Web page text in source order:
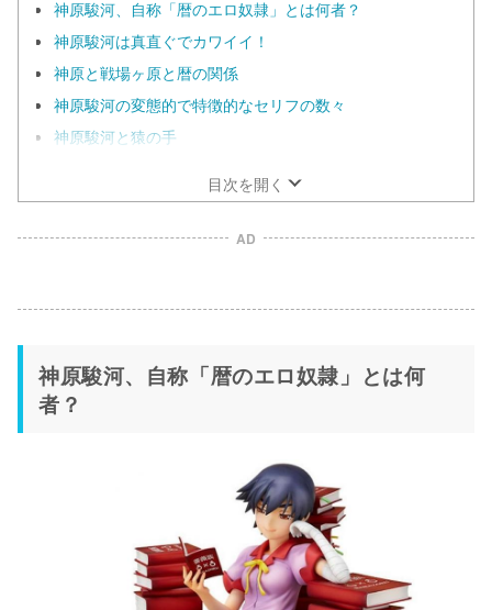
神原駿河、自称「暦のエロ奴隷」とは何者？
神原駿河は真直ぐでカワイイ！
神原と戦場ヶ原と暦の関係
神原駿河の変態的で特徴的なセリフの数々
神原駿河と猿の手
目次を開く
AD
神原駿河、自称「暦のエロ奴隷」とは何
者？